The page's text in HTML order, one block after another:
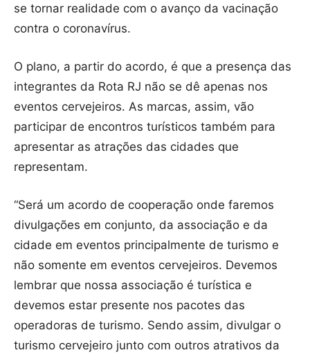
se tornar realidade com o avanço da vacinação
contra o coronavírus.
O plano, a partir do acordo, é que a presença das
integrantes da Rota RJ não se dê apenas nos
eventos cervejeiros. As marcas, assim, vão
participar de encontros turísticos também para
apresentar as atrações das cidades que
representam.
“Será um acordo de cooperação onde faremos
divulgações em conjunto, da associação e da
cidade em eventos principalmente de turismo e
não somente em eventos cervejeiros. Devemos
lembrar que nossa associação é turística e
devemos estar presente nos pacotes das
operadoras de turismo. Sendo assim, divulgar o
turismo cervejeiro junto com outros atrativos da